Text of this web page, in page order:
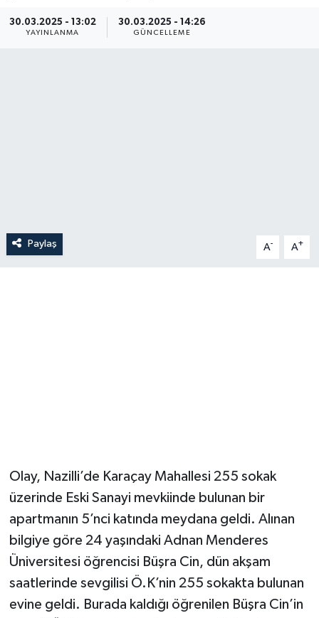
30.03.2025 - 13:02
YAYINLANMA
30.03.2025 - 14:26
GÜNCELLEME
Paylaş A- A+
Olay, Nazilli’de Karaçay Mahallesi 255 sokak
üzerinde Eski Sanayi mevkiinde bulunan bir
apartmanın 5’nci katında meydana geldi. Alınan
bilgiye göre 24 yaşındaki Adnan Menderes
Üniversitesi öğrencisi Büşra Cin, dün akşam
saatlerinde sevgilisi Ö.K’nin 255 sokakta bulunan
evine geldi. Burada kaldığı öğrenilen Büşra Cin’in
Spor
Haber Arşivi